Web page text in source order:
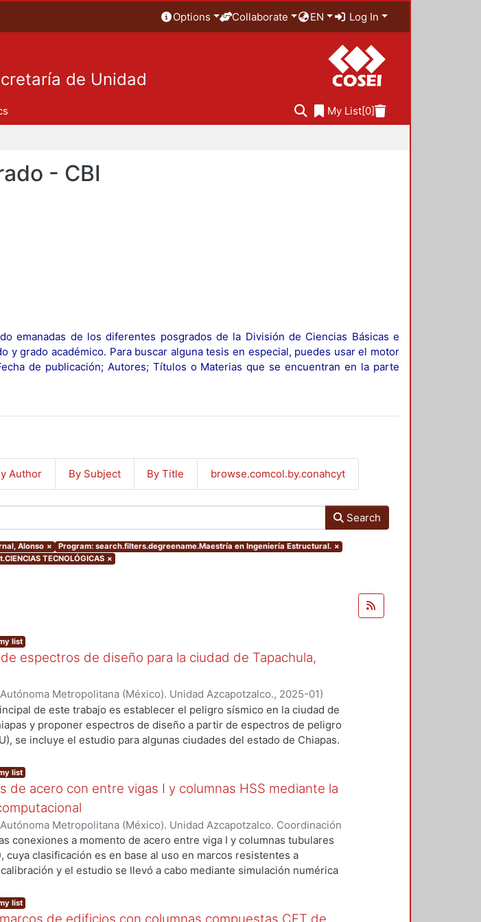
Options Collaborate EN Log In
de Unidad
My List[0]
- CBI
emanadas de los diferentes posgrados de la División de Ciencias Básicas e
y grado académico. Para buscar alguna tesis en especial, puedes usar el motor
de publicación; Autores; Títulos o Materias que se encuentran en la parte
Author By Subject By Title browse.comcol.by.conahcyt
Search
Alonso × Program: search.filters.degreename.Maestría en Ingeniería Estructural. ×
TECNOLÓGICAS ×
list
espectros de diseño para la ciudad de Tapachula,
Metropolitana (México). Unidad Azcapotzalco., 2025-01)
Alejandrode este trabajo es establecer el peligro sísmico en la ciudad de
y proponer espectros de diseño a partir de espectros de peligro
se incluye el estudio para algunas ciudades del estado de Chiapas.
marco de referencia en el que las incertidumbres pueden ser
y combinadas. Se emplea el programa Ez-frisk asociado
peligro sísmico, obteniendo las curvas de peligro sísmico y espectros
empleando 3 diferentes distancias de influencia (500, 300 y
objetivo de conocer la variabilidad de los resultados sísmicos al
amplias o pequeñas. Al emplear distancias diferentes, los valores
una diferencia notable una con respecto a otra. Usando este
EPU que se calcularon para los diferentes municipios
Tr de 475, 975 y 2,475 años, obteniendo EPU para diferentes
list
de acero con entre vigas I y columnas HSS mediante la
Metropolitana (México). Unidad Azcapotzalco. Coordinación
Información., 2020-11)Tenorio Peralta, José Israel
conexiones a momento de acero entre viga I y columnas tubulares
cuya clasificación es en base al uso en marcos resistentes a
y el estudio se llevó a cabo mediante simulación numérica
se calibraron dos pruebas experimentales de las cuales se
modelos diferentes. En estos modelos se estudiaron diferentes
list